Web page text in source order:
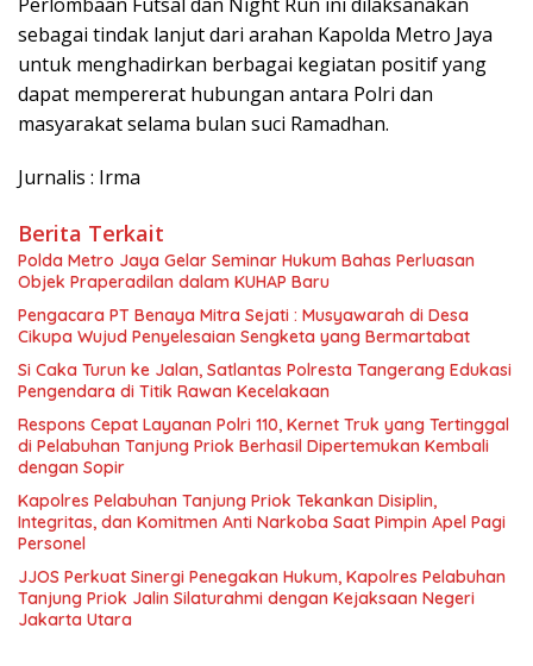
sebagai tindak lanjut dari arahan Kapolda Metro Jaya
untuk menghadirkan berbagai kegiatan positif yang
dapat mempererat hubungan antara Polri dan
masyarakat selama bulan suci Ramadhan.
Jurnalis : Irma
Berita Terkait
Polda Metro Jaya Gelar Seminar Hukum Bahas Perluasan
Objek Praperadilan dalam KUHAP Baru
Pengacara PT Benaya Mitra Sejati : Musyawarah di Desa
Cikupa Wujud Penyelesaian Sengketa yang Bermartabat
Si Caka Turun ke Jalan, Satlantas Polresta Tangerang Edukasi
Pengendara di Titik Rawan Kecelakaan
Respons Cepat Layanan Polri 110, Kernet Truk yang Tertinggal
di Pelabuhan Tanjung Priok Berhasil Dipertemukan Kembali
dengan Sopir
Kapolres Pelabuhan Tanjung Priok Tekankan Disiplin,
Integritas, dan Komitmen Anti Narkoba Saat Pimpin Apel Pagi
Personel
JJOS Perkuat Sinergi Penegakan Hukum, Kapolres Pelabuhan
Tanjung Priok Jalin Silaturahmi dengan Kejaksaan Negeri
Jakarta Utara